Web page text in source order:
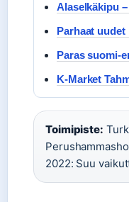
Alaselkäkipu
Parhaat uudet
Paras suomi-
K-Market
Toimipiste:
2022: Suu